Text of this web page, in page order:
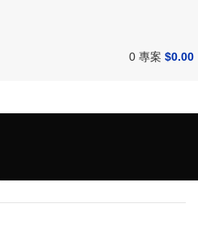
0 專案 $0.00